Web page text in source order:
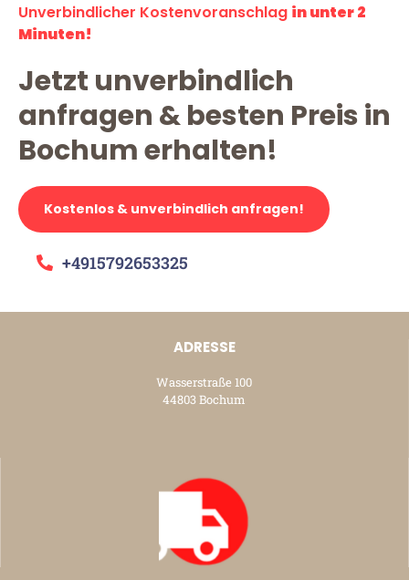
Unverbindlicher Kostenvoranschlag in unter 2
Minuten!
Jetzt unverbindlich
anfragen & besten Preis in
Bochum erhalten!
Kostenlos & unverbindlich anfragen!
+4915792653325
ADRESSE
Wasserstraße 100
44803 Bochum